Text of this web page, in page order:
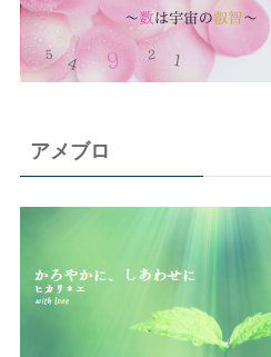
アメブロ